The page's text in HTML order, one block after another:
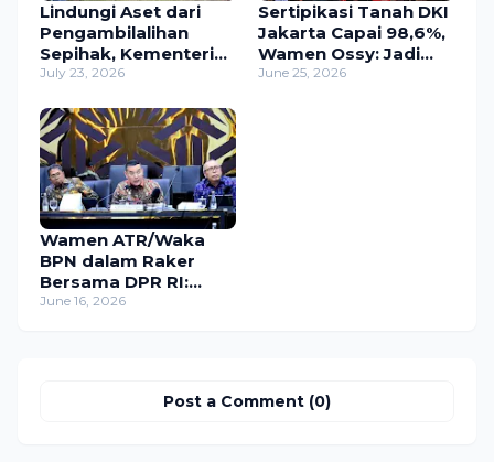
Lindungi Aset dari
Pengambilalihan
Sepihak, Kementerian
ATR/BPN Targetkan
Tanah Ulayat di
Sumba Timur
July 23, 2026
Sertipikasi Tanah DKI
Jakarta Capai 98,6%,
Wamen Ossy: Jadi
Contoh Baik bagi
June 25, 2026
Wamen ATR/Waka
BPN dalam Raker
Bersama DPR RI:
Kawasan Hutan
June 16, 2026
Post a Comment (0)